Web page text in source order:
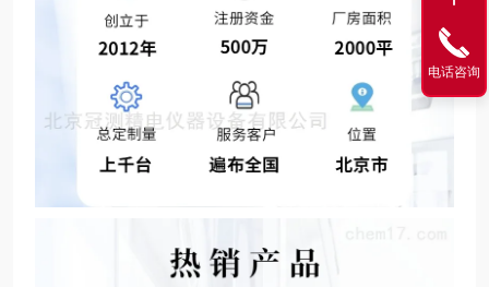
电话咨询